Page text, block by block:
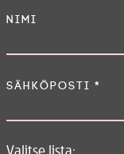
Nimi
Sähköposti *
Valitse lista: